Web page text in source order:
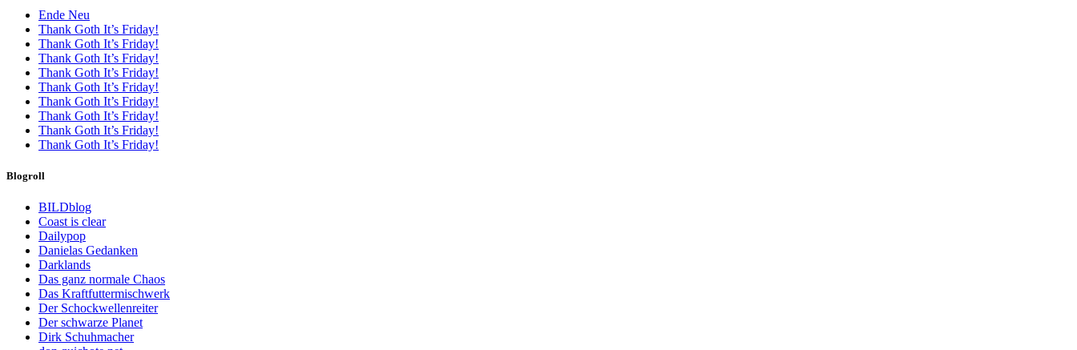
Ende Neu
Thank Goth It’s Friday!
Thank Goth It’s Friday!
Thank Goth It’s Friday!
Thank Goth It’s Friday!
Thank Goth It’s Friday!
Thank Goth It’s Friday!
Thank Goth It’s Friday!
Thank Goth It’s Friday!
Thank Goth It’s Friday!
Blogroll
BILDblog
Coast is clear
Dailypop
Danielas Gedanken
Darklands
Das ganz normale Chaos
Das Kraftfuttermischwerk
Der Schockwellenreiter
Der schwarze Planet
Dirk Schuhmacher